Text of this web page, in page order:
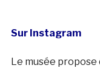
Sur Instagram
Le musée